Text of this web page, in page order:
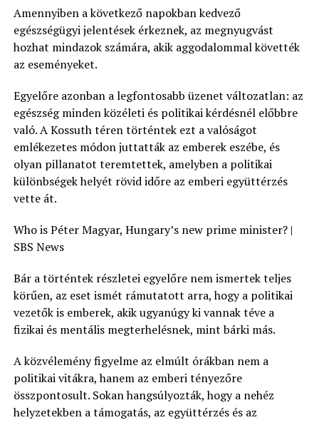
Amennyiben a következő napokban kedvező
egészségügyi jelentések érkeznek, az megnyugvást
hozhat mindazok számára, akik aggodalommal követték
az eseményeket.
Egyelőre azonban a legfontosabb üzenet változatlan: az
egészség minden közéleti és politikai kérdésnél előbbre
való. A Kossuth téren történtek ezt a valóságot
emlékezetes módon juttatták az emberek eszébe, és
olyan pillanatot teremtettek, amelyben a politikai
különbségek helyét rövid időre az emberi együttérzés
vette át.
Who is Péter Magyar, Hungary’s new prime minister? |
SBS News
Bár a történtek részletei egyelőre nem ismertek teljes
körűen, az eset ismét rámutatott arra, hogy a politikai
vezetők is emberek, akik ugyanúgy ki vannak téve a
fizikai és mentális megterhelésnek, mint bárki más.
A közvélemény figyelme az elmúlt órákban nem a
politikai vitákra, hanem az emberi tényezőre
összpontosult. Sokan hangsúlyozták, hogy a nehéz
helyzetekben a támogatás, az együttérzés és az